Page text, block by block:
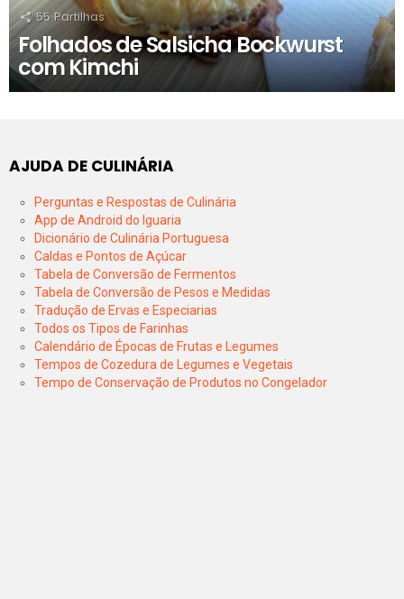
55 Partilhas
Folhados de Salsicha Bockwurst
com Kimchi
AJUDA DE CULINÁRIA
Perguntas e Respostas de Culinária
App de Android do Iguaria
Dicionário de Culinária Portuguesa
Caldas e Pontos de Açúcar
Tabela de Conversão de Fermentos
Tabela de Conversão de Pesos e Medidas
Tradução de Ervas e Especiarias
Todos os Tipos de Farinhas
Calendário de Épocas de Frutas e Legumes
Tempos de Cozedura de Legumes e Vegetais
Tempo de Conservação de Produtos no Congelador